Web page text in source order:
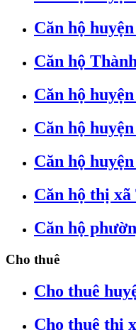
Căn hộ
Căn hộ
Căn hộ
Căn hộ
Căn hộ
Căn hộ thị
Căn hộ
Cho thuê
Cho thuê
Cho thuê thị